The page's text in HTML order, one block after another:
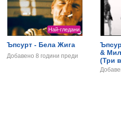
Най-гледани
Ъпсурт - Бела Жига
Добавено8 години преди
&
(Три